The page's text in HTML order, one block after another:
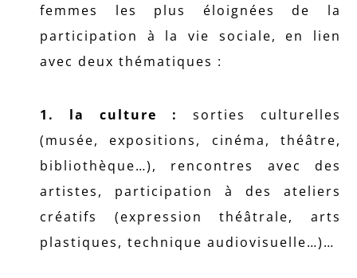
femmes les plus éloignées de la
participation à la vie sociale, en lien
avec deux thématiques :
1. la culture :
sorties culturelles
(musée, expositions, cinéma, théâtre,
bibliothèque…), rencontres avec des
artistes, participation à des ateliers
créatifs (expression théâtrale, arts
plastiques, technique audiovisuelle…)…